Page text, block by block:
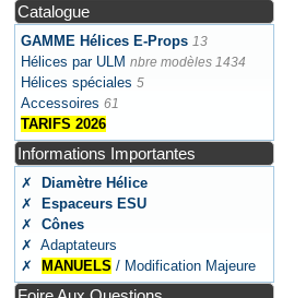
Catalogue
GAMME Hélices E-Props 13
Hélices par ULM nbre modèles 1434
Hélices spéciales 5
Accessoires 61
TARIFS 2026
Informations Importantes
✗
Diamètre Hélice
✗
Espaceurs ESU
✗
Cônes
✗ Adaptateurs
✗
MANUELS / Modification Majeure